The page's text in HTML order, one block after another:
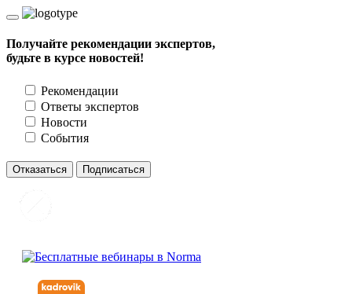
Получайте рекомендации экспертов,
будьте в курсе новостей!
Рекомендации
Ответы экспертов
Новости
События
Отказаться Подписаться